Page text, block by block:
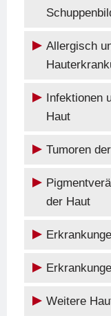
Allergisch
Infektionen
Haut
Tumoren
der Haut
Weitere